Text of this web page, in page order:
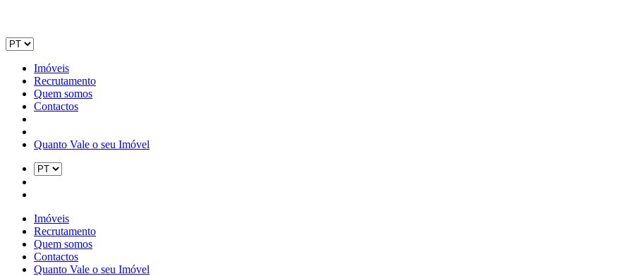
Imóveis
Recrutamento
Quem somos
Contactos
Quanto Vale o seu Imóvel
Imóveis
Recrutamento
Quem somos
Contactos
Quanto Vale o seu Imóvel